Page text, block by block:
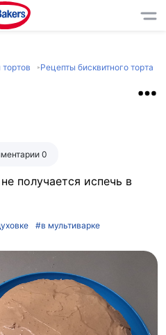
Рецепты бисквитного торта
0
получается испечь в
#в мультиварке